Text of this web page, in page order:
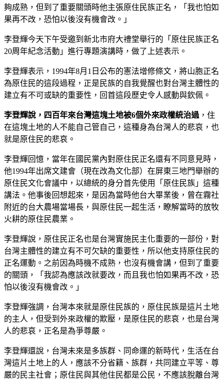
夠成熟，但到了重要關頭時他主張原住民族正名，「我也怕如
果再不改，恐怕以後沒有機會改。」
李登輝今天下午受邀到新北市府大禮堂舉行的「原住民族正名
20周年紀念活動」進行專題演講時，做了上述表示。
李登輝表示，1994年8月1日公布的憲法增修條文，將山胞正名
為原住民的這段過程，正是民族的自我覺醒也對台灣主體性的
建立有不可或缺的重要性，回首這段歷史令人感動與欽佩。
李登輝說，四百年來台灣這塊土地被6個外來政權統治過 ，住
在這塊土地的人不能自己管自己，這種身為台灣人的悲哀，也
就是原住民的悲哀。
李登輝回憶，當年在國民黨內對原住民正名還有不同意見時，
他1994年出席文建會（現在改為文化部）在屏東三地門舉辦的
原住民文化會議中，以總統的身分首先使用「原住民族」這種
講法。他事後回想起來，是因為當時他台大畢業後，曾在霧社
附近的台大農場當場長，與原住民一起生活，瞭解當時的放牧
火耕的原住民農業。
李登輝說，原住民正名也是台灣實施民主化重要的一部份，對
台灣主體性的建立有不可欠缺的重要性，所以他支持原住民的
正名運動。之前因為時機不成熟，也沒有機會講，但到了重要
的關頭，「我認為應該改就要改，而且我也怕如果再不改，恐
怕以後沒有機會改。」
李登輝強調，台灣本來就是原住民族的，原住民族是這片土地
的主人，但受到外來政權的欺壓，是原住民的悲哀，也是台灣
人的悲哀，正名是為爭尊嚴。
李登輝還說，台灣未來是多族群、同命運的新時代，生活在台
灣這片土地上的人，應該不分省籍、族群，共同建立平等、尊
嚴的民主社會；原住民與其他住民都是公民，不應該脫離台灣